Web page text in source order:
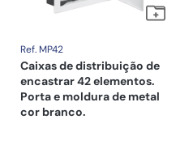
Ref. MP42
Caixas de distribuição de
encastrar 42 elementos.
Porta e moldura de metal
cor branco.